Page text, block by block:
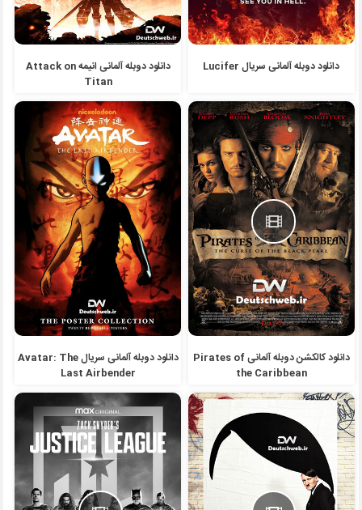
دانلود دوبله آلمانی سریال Lucifer
دانلود دوبله آلمانی انیمه Attack on
Titan
دانلود کالکشن دوبله آلمانی Pirates of
the Caribbean
دانلود دوبله آلمانی سریال Avatar: The
Last Airbender